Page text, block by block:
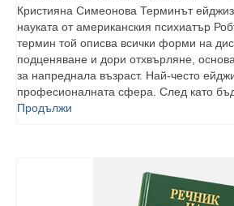
Кристияна Симеонова Терминът
науката от американския психиатър
термин той описва всички форми на
подценяване и дори отхвърляне,
за напреднала възраст. Най-често
професионалната сфера. След като
Продължи